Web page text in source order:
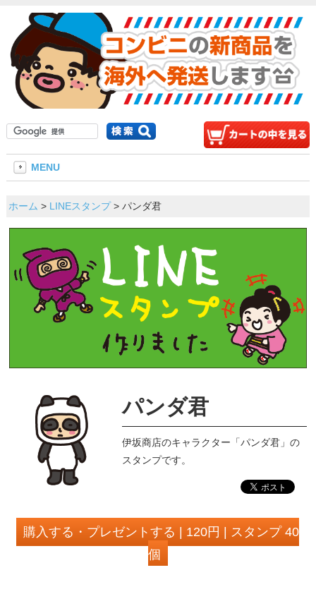
MENU
ホーム > LINEスタンプ> パンダ君
パンダ君
伊坂商店のキャラクター「パンダ君」の
スタンプです。
購入する・プレゼントする | 120円 | スタンプ 40
個